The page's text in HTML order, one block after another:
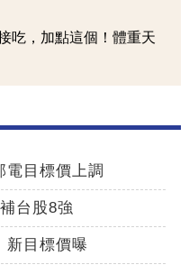
吃，加點這個！體重天
目標價上調
台股8強
目標價曝